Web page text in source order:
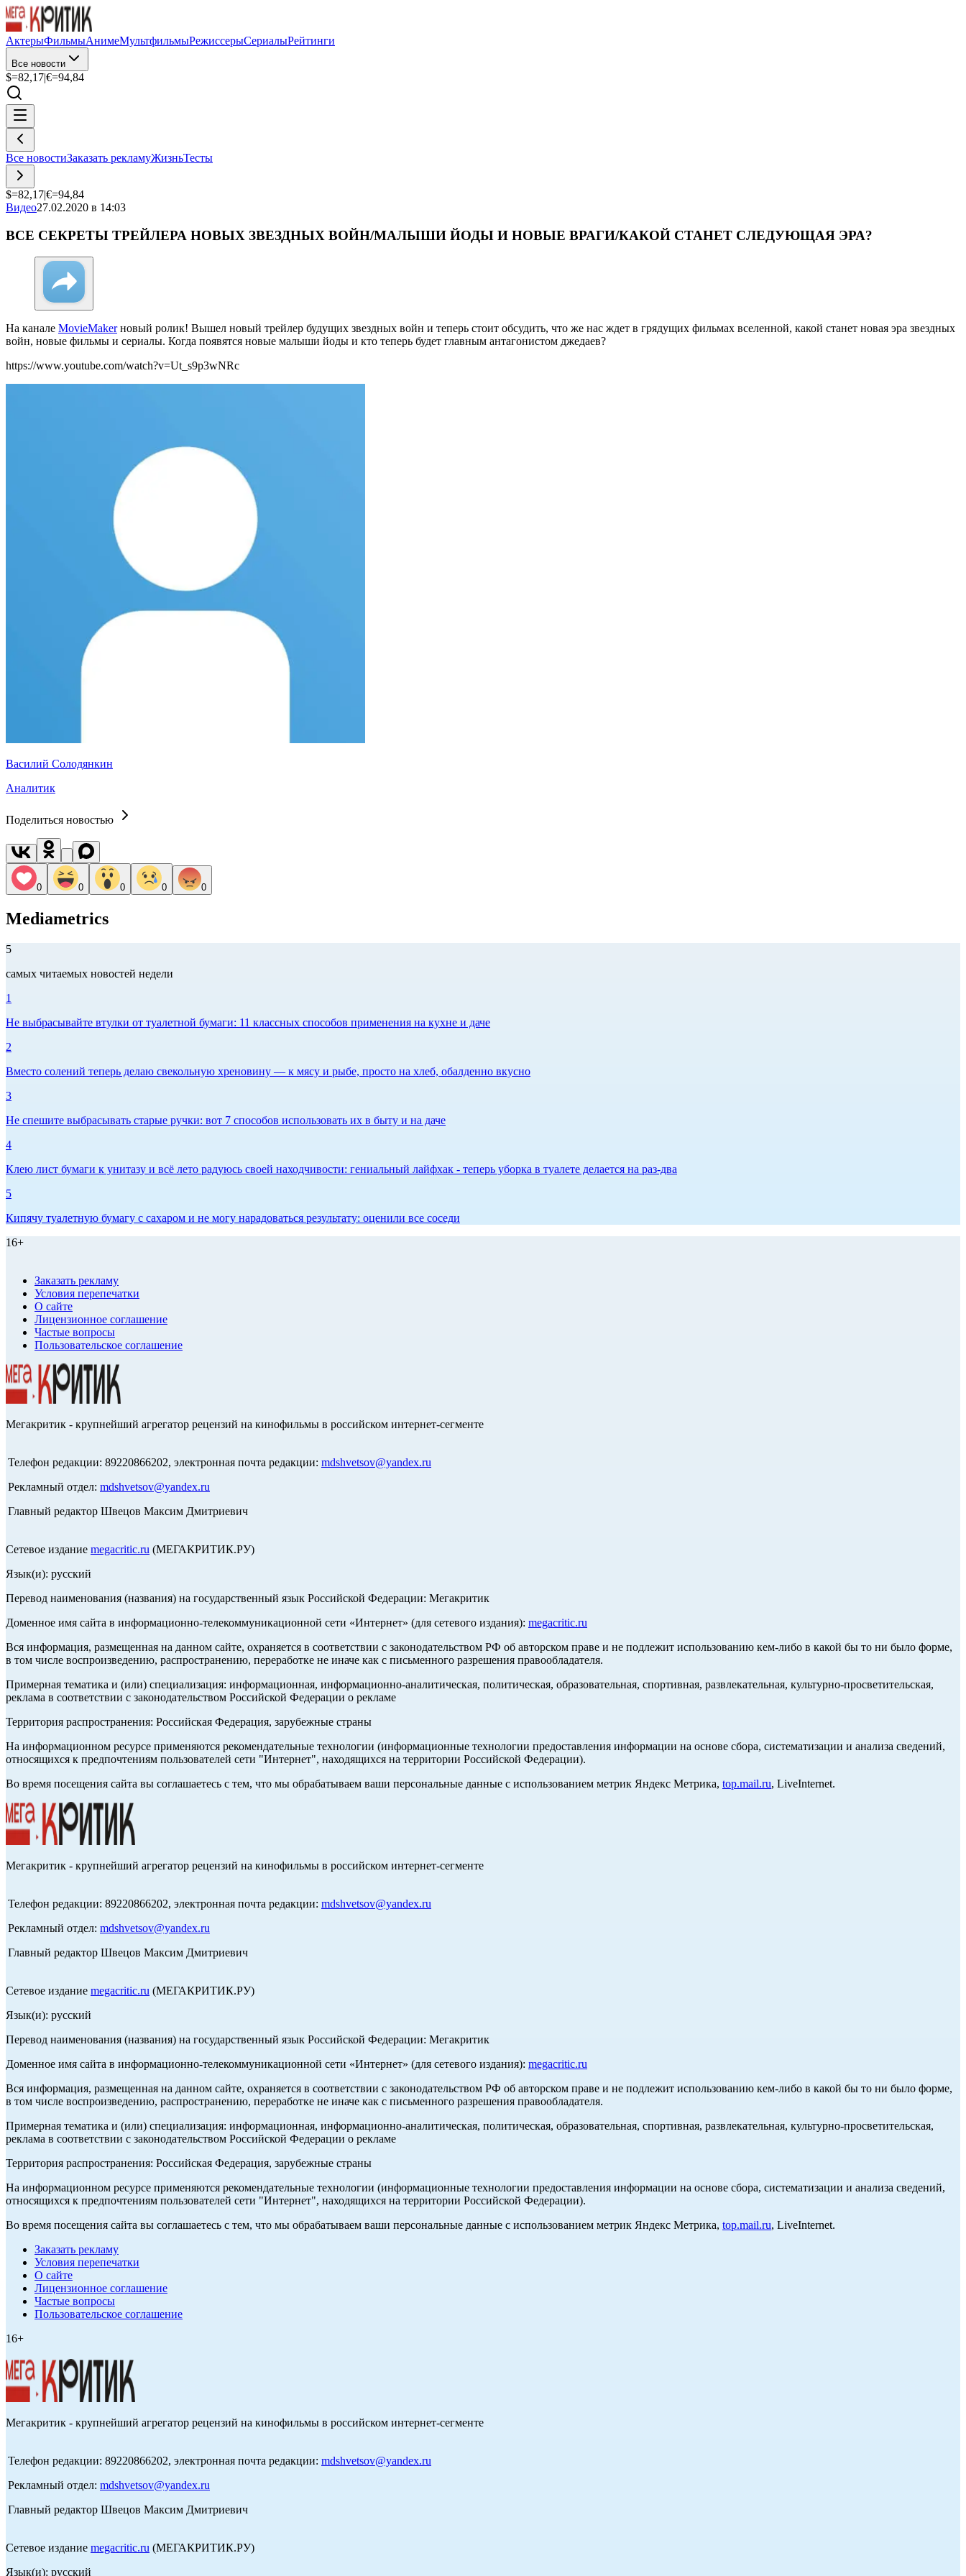
АктерыФильмыАнимеМультфильмыРежиссерыСериалыРейтинги
Все новости
$=82,17|€=94,84
Все новостиЗаказать рекламуЖизньТесты
$=82,17|€=94,84
Видео27.02.2020 в 14:03
ВСЕ СЕКРЕТЫ ТРЕЙЛЕРА НОВЫХ ЗВЕЗДНЫХ ВОЙН/МАЛЫШИ ЙОДЫ И НОВЫЕ ВРАГИ/КАКОЙ СТАНЕТ СЛЕДУЮЩАЯ ЭРА?
На канале MovieMakerновый ролик! Вышел новый трейлер будущих звездных войн и теперь стоит обсудить, что же нас ждет в грядущих фильмах вселенной, какой станет новая эра звездных
войн, новые фильмы и сериалы. Когда появятся новые малыши йоды и кто теперь будет главным антагонистом джедаев?
https://www.youtube.com/watch?v=Ut_s9p3wNRc
Василий Солодянкин
Аналитик
Поделиться новостью
0 0 0 0 0
Mediametrics
5
самых читаемых новостей недели
1
Не выбрасывайте втулки от туалетной бумаги: 11 классных способов применения на кухне и даче
2
Вместо солений теперь делаю свекольную хреновину — к мясу и рыбе, просто на хлеб, обалденно вкусно
3
Не спешите выбрасывать старые ручки: вот 7 способов использовать их в быту и на даче
4
Клею лист бумаги к унитазу и всё лето радуюсь своей находчивости: гениальный лайфхак - теперь уборка в туалете делается на раз-два
5
Кипячу туалетную бумагу с сахаром и не могу нарадоваться результату: оценили все соседи
16+
Заказать рекламу
Условия перепечатки
О сайте
Лицензионное соглашение
Частые вопросы
Пользовательское соглашение
Мегакритик - крупнейший агрегатор рецензий на кинофильмы в российском интернет-сегменте
Телефон редакции: 89220866202, электронная почта редакции: mdshvetsov@yandex.ru
Рекламный отдел: mdshvetsov@yandex.ru
Главный редактор Швецов Максим Дмитриевич
Сетевое издание megacritic.ru (МЕГАКРИТИК.РУ)
Язык(и): русский
Перевод наименования (названия) на государственный язык Российской Федерации: Мегакритик
Доменное имя сайта в информационно-телекоммуникационной сети «Интернет» (для сетевого издания): megacritic.ru
Вся информация, размещенная на данном сайте, охраняется в соответствии с законодательством РФ об авторском праве и не подлежит использованию кем-либо в какой бы то ни было форме,
в том числе воспроизведению, распространению, переработке не иначе как с письменного разрешения правообладателя.
Примерная тематика и (или) специализация: информационная, информационно-аналитическая, политическая, образовательная, спортивная, развлекательная, культурно-просветительская,
реклама в соответствии с законодательством Российской Федерации о рекламе
Территория распространения: Российская Федерация, зарубежные страны
На информационном ресурсе применяются рекомендательные технологии (информационные технологии предоставления информации на основе сбора, систематизации и анализа сведений,
относящихся к предпочтениям пользователей сети "Интернет", находящихся на территории Российской Федерации).
Во время посещения сайта вы соглашаетесь с тем, что мы обрабатываем ваши персональные данные с использованием метрик Яндекс Метрика, top.mail.ru, LiveInternet.
Мегакритик - крупнейший агрегатор рецензий на кинофильмы в российском интернет-сегменте
Телефон редакции: 89220866202, электронная почта редакции: mdshvetsov@yandex.ru
Рекламный отдел: mdshvetsov@yandex.ru
Главный редактор Швецов Максим Дмитриевич
Сетевое издание megacritic.ru (МЕГАКРИТИК.РУ)
Язык(и): русский
Перевод наименования (названия) на государственный язык Российской Федерации: Мегакритик
Доменное имя сайта в информационно-телекоммуникационной сети «Интернет» (для сетевого издания): megacritic.ru
Вся информация, размещенная на данном сайте, охраняется в соответствии с законодательством РФ об авторском праве и не подлежит использованию кем-либо в какой бы то ни было форме,
в том числе воспроизведению, распространению, переработке не иначе как с письменного разрешения правообладателя.
Примерная тематика и (или) специализация: информационная, информационно-аналитическая, политическая, образовательная, спортивная, развлекательная, культурно-просветительская,
реклама в соответствии с законодательством Российской Федерации о рекламе
Территория распространения: Российская Федерация, зарубежные страны
На информационном ресурсе применяются рекомендательные технологии (информационные технологии предоставления информации на основе сбора, систематизации и анализа сведений,
относящихся к предпочтениям пользователей сети "Интернет", находящихся на территории Российской Федерации).
Во время посещения сайта вы соглашаетесь с тем, что мы обрабатываем ваши персональные данные с использованием метрик Яндекс Метрика, top.mail.ru, LiveInternet.
Заказать рекламу
Условия перепечатки
О сайте
Лицензионное соглашение
Частые вопросы
Пользовательское соглашение
16+
Мегакритик - крупнейший агрегатор рецензий на кинофильмы в российском интернет-сегменте
Телефон редакции: 89220866202, электронная почта редакции: mdshvetsov@yandex.ru
Рекламный отдел: mdshvetsov@yandex.ru
Главный редактор Швецов Максим Дмитриевич
Сетевое издание megacritic.ru (МЕГАКРИТИК.РУ)
Язык(и): русский